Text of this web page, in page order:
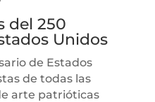
del 250
Unidos
de Estados
de todas las
arte patrióticas